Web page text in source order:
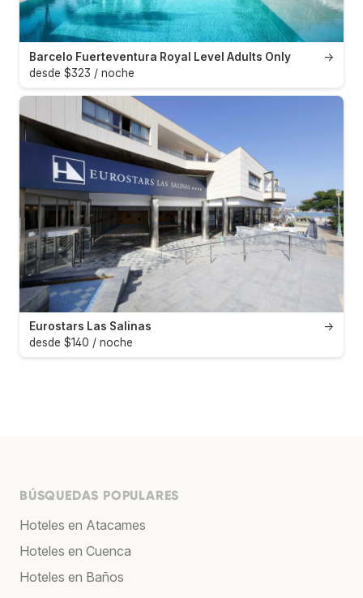
→
Barcelo Fuerteventura Royal Level Adults Only
desde $323 / noche
→
Eurostars Las Salinas
desde $140 / noche
BÚSQUEDAS POPULARES
Hoteles en Atacames
Hoteles en Cuenca
Hoteles en Baños